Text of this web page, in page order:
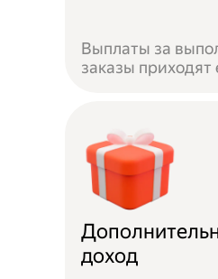
Выплаты за
заказы
доход